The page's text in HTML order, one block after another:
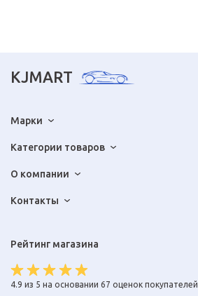
KJMART
Марки
Категории товаров
О компании
Контакты
Рейтинг магазина
4.9 из 5 на основании 67 оценок покупателей